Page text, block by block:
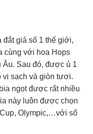
đắt giá số 1 thế giới,
cùng với hoa Hops
Sau đó, được ủ 1
vị sạch và giòn tươi.
ngọt được rất nhiều
này luôn được chọn
Olympic,…với số